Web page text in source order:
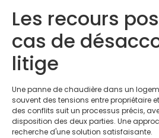
Les recours
cas de
litige
Une panne de chaudière dans un
souvent des tensions entre propriétaire
des conflits suit un processus précis,
disposition des deux parties. Une
recherche d'une solution satisfaisante.